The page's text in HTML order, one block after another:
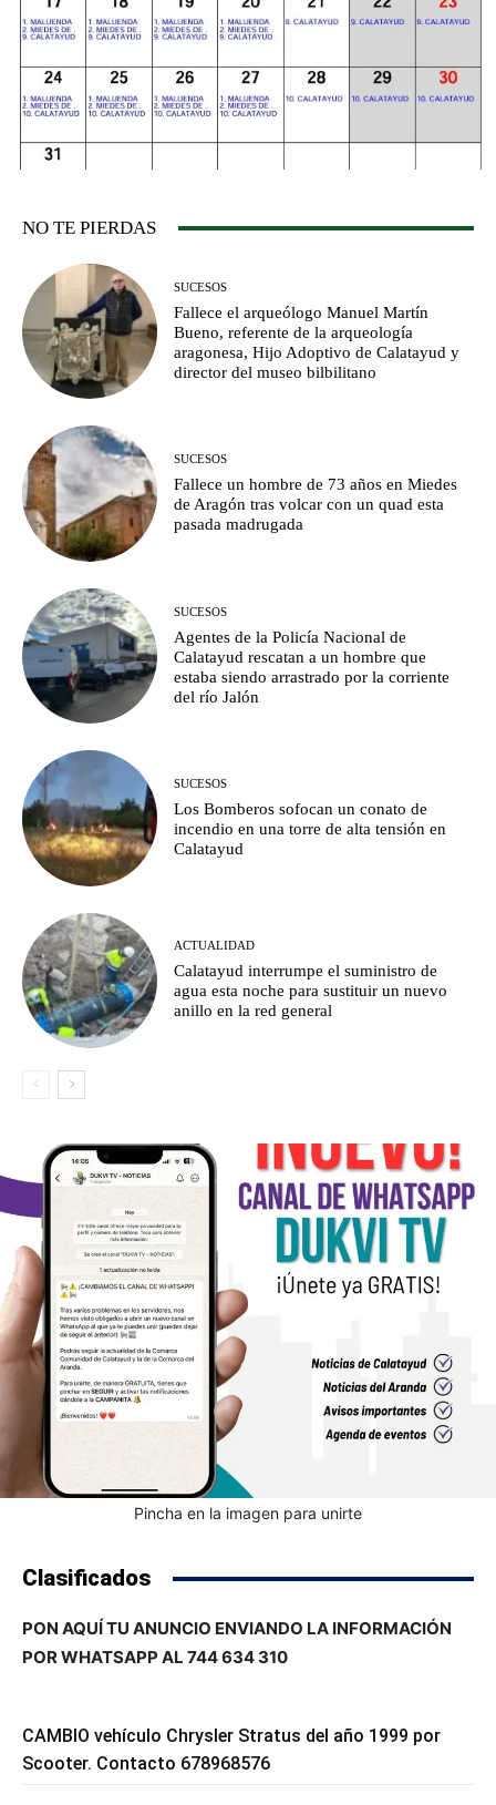
NO TE PIERDAS
SUCESOS
Fallece el arqueólogo Manuel Martín
Bueno, referente de la arqueología
aragonesa, Hijo Adoptivo de Calatayud y
director del museo bilbilitano
SUCESOS
Fallece un hombre de 73 años en Miedes
de Aragón tras volcar con un quad esta
pasada madrugada
SUCESOS
Agentes de la Policía Nacional de
Calatayud rescatan a un hombre que
estaba siendo arrastrado por la corriente
del río Jalón
SUCESOS
Los Bomberos sofocan un conato de
incendio en una torre de alta tensión en
Calatayud
ACTUALIDAD
Calatayud interrumpe el suministro de
agua esta noche para sustituir un nuevo
anillo en la red general
Pincha en la imagen para unirte
Clasificados
PON AQUÍ TU ANUNCIO ENVIANDO LA INFORMACIÓN
POR WHATSAPP AL 744 634 310
CAMBIO vehículo Chrysler Stratus del año 1999 por
Scooter. Contacto 678968576